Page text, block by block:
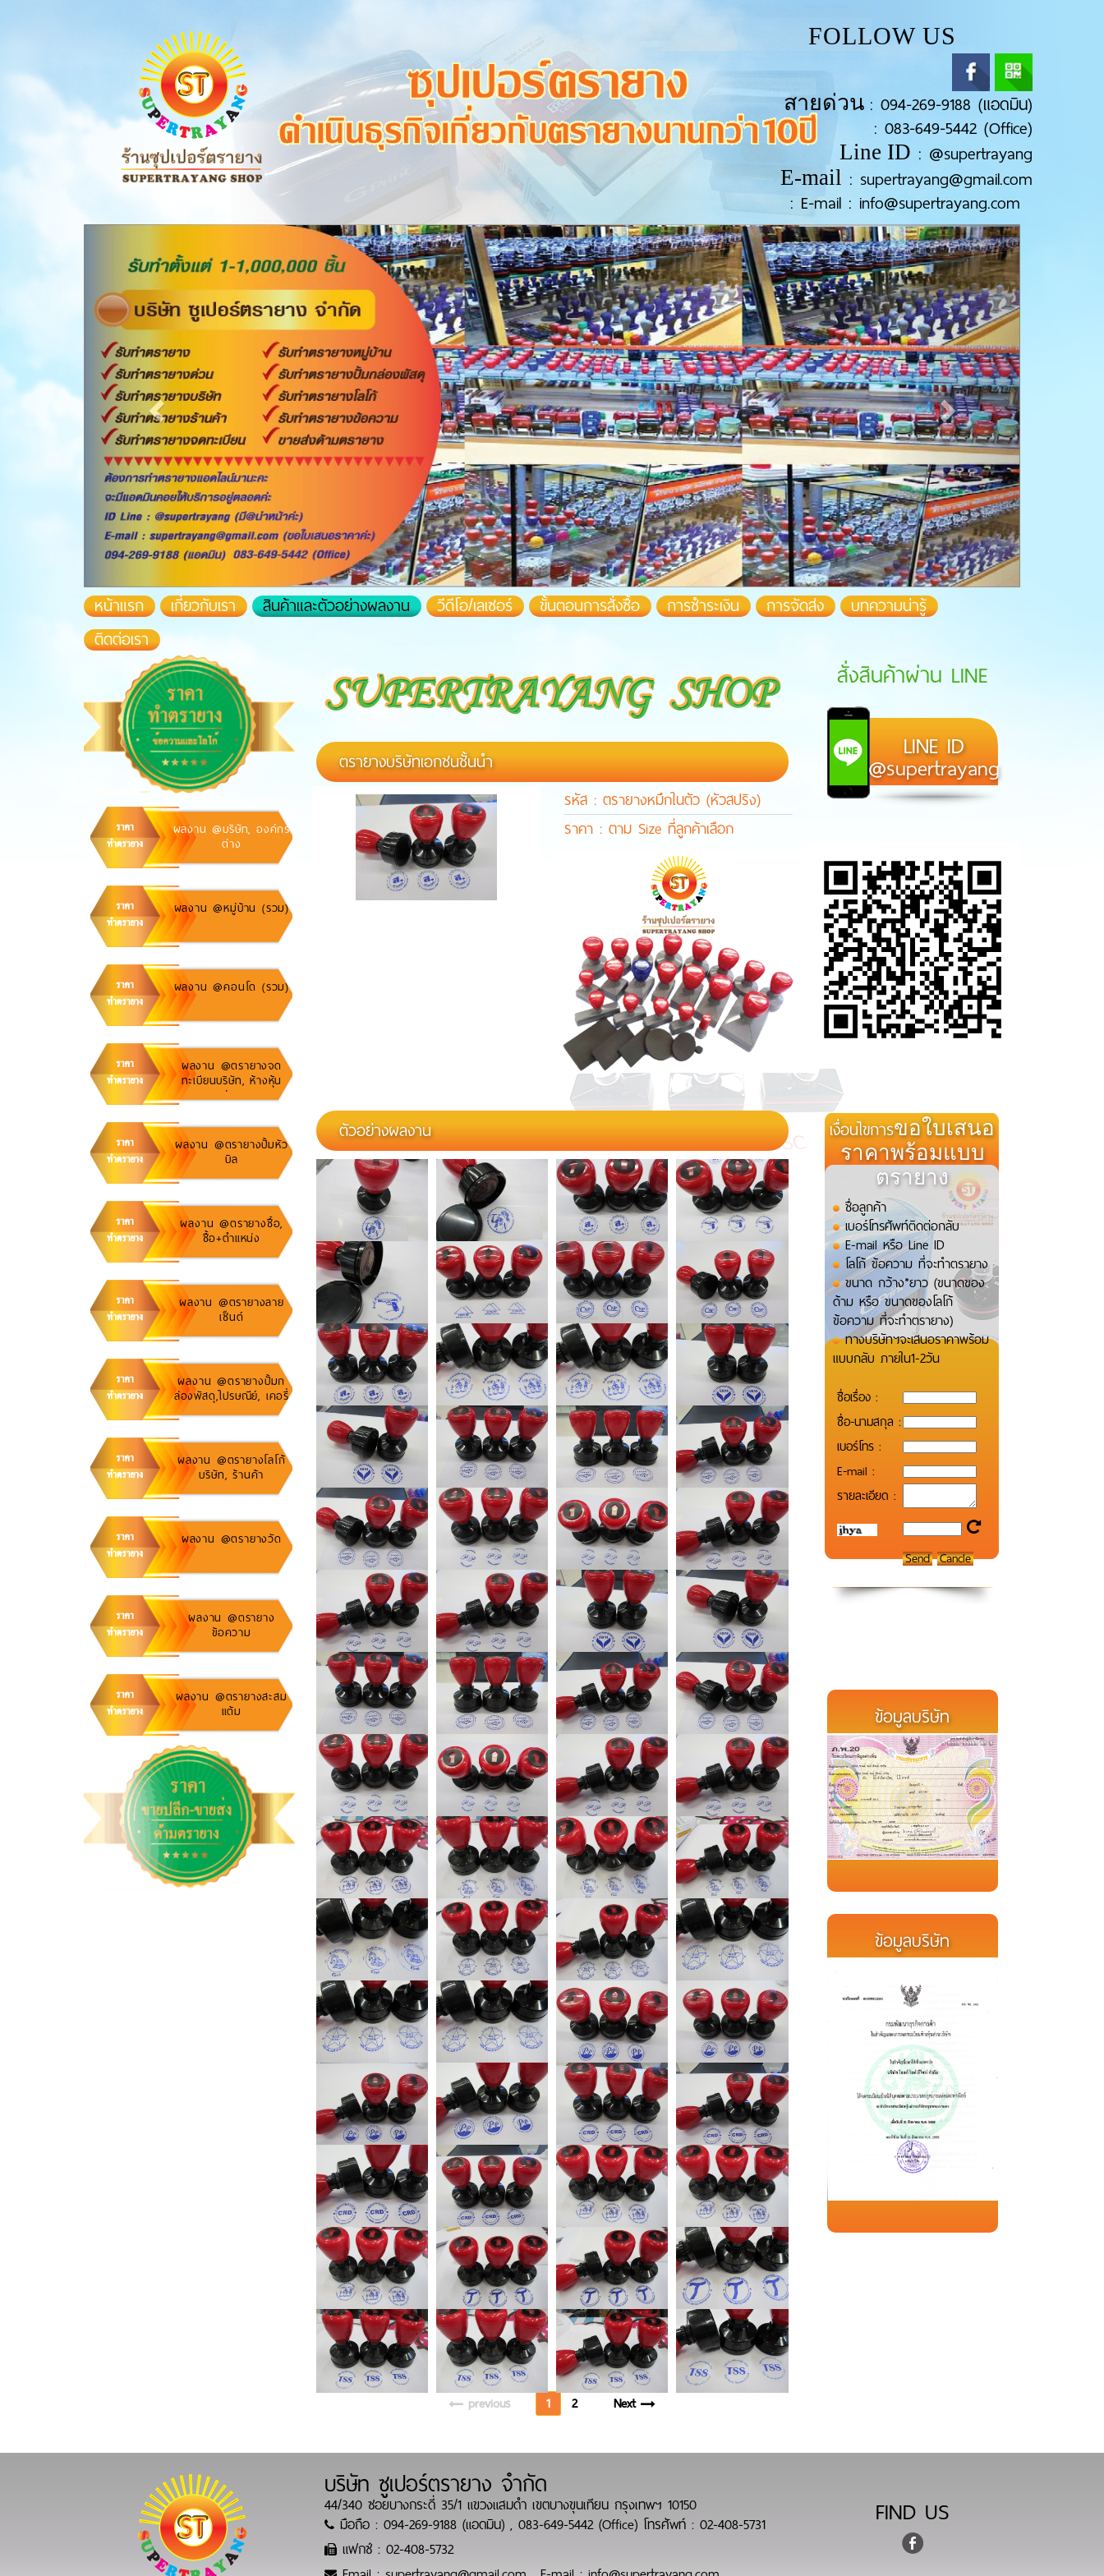
FOLLOW US
สายด่วน : 094-269-9188 (แอดมิน)
: 083-649-5442 (Office)
Line ID : @supertrayang
E-mail : supertrayang@gmail.com
: E-mail : info@supertrayang.com
Next
หน้าแรก(current)เกี่ยวกับเรา สินค้าและตัวอย่างผลงาน วีดีโอ/เลเซอร์ ขั้นตอนการสั่งซื้อ การชำระเงิน การจัดส่ง
บทความน่ารู้
ติดต่อเรา
ผลงาน @บริษัท, องค์กร
ต่าง
ผลงาน @หมู่บ้าน (รวม)
ผลงาน @คอนโด (รวม)
ผลงาน @ตรายางจด
ทะเบียนบริษัท, ห้างหุ้น
ส่วน
ผลงาน @ตรายางปั้มหัว
บิล
ผลงาน @ตรายางชื้อ,
ชื้อ+ตำแหน่ง
ผลงาน @ตรายางลาย
เซ็นต์
ผลงาน @ตรายางปั้มก
ล่องพัสดุ,ไปรษณีย์, เคอรี่
ผลงาน @ตรายางโลโก้
บริษัท, ร้านค้า
ผลงาน @ตรายางวัด
ผลงาน @ตรายาง
ข้อความ
ผลงาน @ตรายางสะสม
แต้ม
ตรายางบริษัทเอกชนชั้นนำ
รหัส : ตรายางหมึกในตัว (หัวสปริง)
ราคา : ตาม Size ที่ลูกค้าเลือก
ตัวอย่างผลงาน
previous 1 2 Next
สั่งสินค้าผ่าน LINE
LINE ID
@supertrayang
เงื่อนไขการขอใบเสนอ
ราคาพร้อมแบบ
ตรายาง
ชื่อลูกค้า
เบอร์โทรศัพท์ติดต่อกลับ
E-mail หรือ Line ID
โลโก้ ข้อความ ที่จะทำตรายาง
ขนาด กว้าง*ยาว (ขนาดของ
ด้าม หรือ ขนาดของโลโก้
ข้อความ ที่จะทำตรายาง)
ทางบริษัทฯจะเสนอราคาพร้อม
แบบกลับ ภายใน1-2วัน
ชื่อเรื่อง :
ชื่อ-นามสกุล :
เบอร์โทร :
E-mail :
รายละเอียด :
ข้อมูลบริษัท
ข้อมูลบริษัท
บริษัท ซูเปอร์ตรายาง จำกัด
44/340 ซอยบางกระดี่ 35/1 แขวงแสมดำ เขตบางขุนเทียน กรุงเทพฯ 10150
มือถือ : 094-269-9188 (แอดมิน), 083-649-5442 (Office) โทรศัพท์ : 02-408-5731
แฟกซ์ : 02-408-5732
FIND US